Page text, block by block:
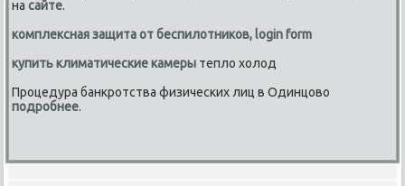
насайте.
комплексная защита от беспилотников, login form
купить климатические камеры тепло холод
Процедура банкротства физических лиц в Одинцово
подробнее.